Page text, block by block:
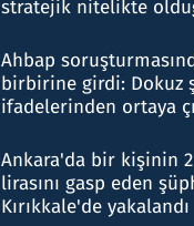
stratejik nitelikte
Ahbap
birbirine girdi: Dokuz
ifadelerinden ortaya
Ankara'da bir kişinin
lirasını gasp eden
Kırıkkale'de yakalandı